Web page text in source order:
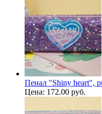
Пенал "Shiny heart",
Цена: 172.00 руб.